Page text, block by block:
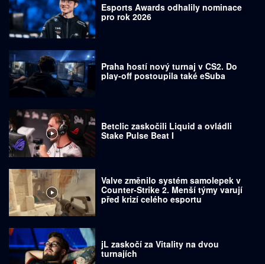
Esports Awards odhalily nominace
pro rok 2026
Praha hostí nový turnaj v CS2. Do
play-off postoupila také eSuba
Betclic zaskočili Liquid a ovládli
Stake Pulse Beat I
Valve změnilo systém samolepek v
Counter-Strike 2. Menší týmy varují
před krizí celého esportu
jL zaskočí za Vitality na dvou
turnajích